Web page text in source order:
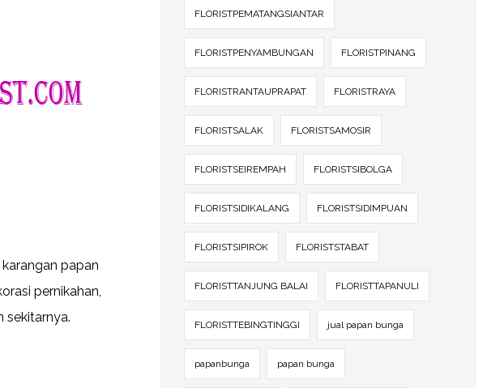
papan
pernikahan,
sekitarnya.
FLORISTPEMATANGSIANTAR
FLORISTPENYAMBUNGAN FLORISTPINANG
FLORISTRANTAUPRAPAT FLORISTRAYA
FLORISTSALAK FLORISTSAMOSIR
FLORISTSEIREMPAH FLORISTSIBOLGA
FLORISTSIDIKALANG FLORISTSIDIMPUAN
FLORISTSIPIROK FLORISTSTABAT
FLORISTTANJUNG BALAI FLORISTTAPANULI
FLORISTTEBINGTINGGI jual papan bunga
papanbunga papan bunga